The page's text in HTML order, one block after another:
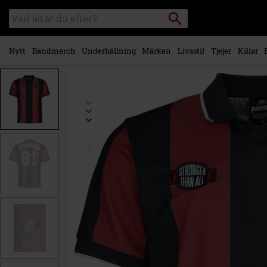
Gå till
huvudinnehåll
Sök
i
katalogen
Sök
Nytt Bandmerch Underhållning Märken Livsstil Tjejer Killar
www.emp-
p/soccer-
602124.html